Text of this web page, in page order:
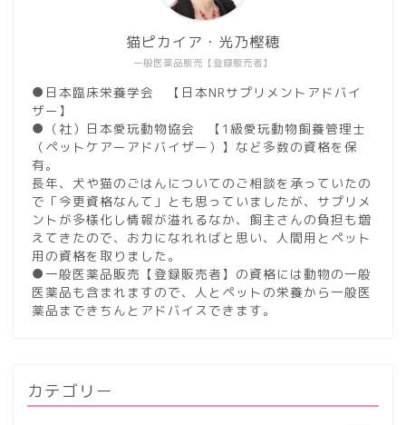
一般医薬品販売【登録販売者】
猫ピカイア・光乃樫穂
●日本臨床栄養学会 【日本NRサプリメントアドバイ
ザー】
●（社）日本愛玩動物協会 【1級愛玩動物飼養管理士
（ペットケアーアドバイザー）】など多数の資格を保
有。
長年、犬や猫のごはんについてのご相談を承っていたの
で「今更資格なんて」とも思っていましたが、サプリメ
ントが多様化し情報が溢れるなか、飼主さんの負担も増
えてきたので、お力になれればと思い、人間用とペット
用の資格を取りました。
●一般医薬品販売【登録販売者】の資格には動物の一般
医薬品も含まれますので、人とペットの栄養から一般医
薬品まできちんとアドバイスできます。
カテゴリー